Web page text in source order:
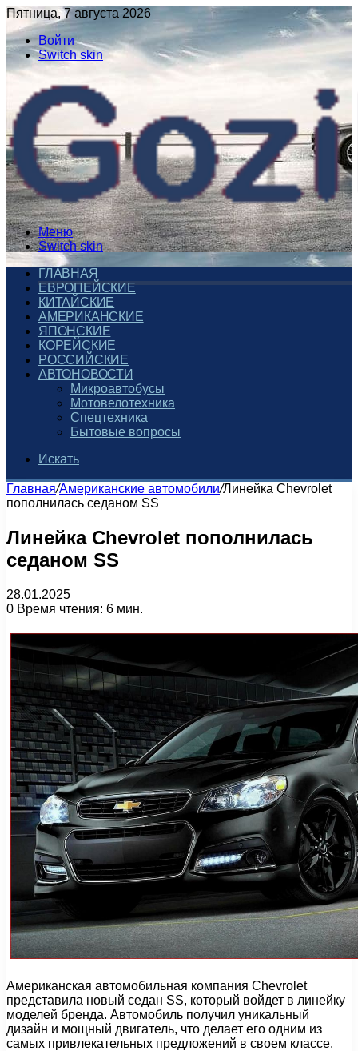
Пятница, 7 августа 2026
Войти
Switch skin
Меню
Switch skin
ГЛАВНАЯ
ЕВРОПЕЙСКИЕ
КИТАЙСКИЕ
АМЕРИКАНСКИЕ
ЯПОНСКИЕ
КОРЕЙСКИЕ
РОССИЙСКИЕ
АВТОНОВОСТИ
Микроавтобусы
Мотовелотехника
Спецтехника
Бытовые вопросы
Искать
Главная/Американские автомобили/Линейка Chevrolet
пополнилась седаном SS
Линейка Chevrolet пополнилась
седаном SS
28.01.2025
0 Время чтения: 6 мин.
Американская автомобильная компания Chevrolet
представила новый седан SS, который войдет в линейку
моделей бренда. Автомобиль получил уникальный
дизайн и мощный двигатель, что делает его одним из
самых привлекательных предложений в своем классе.